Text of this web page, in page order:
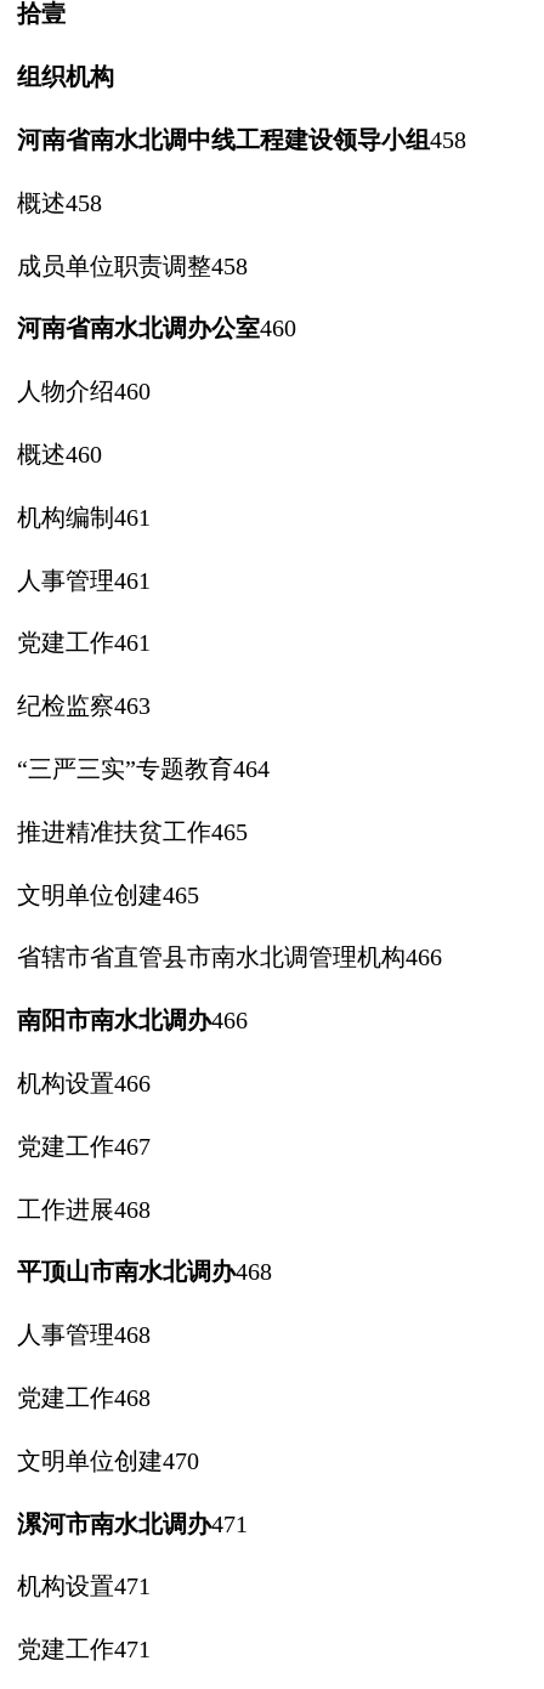
拾壹
组织机构
河南省南水北调中线工程建设领导小组458
概述458
成员单位职责调整458
河南省南水北调办公室460
人物介绍460
概述460
机构编制 461
人事管理461
党建工作461
纪检监察463
“三严三实”专题教育464
推进精准扶贫工作465
文明单位创建465
省辖市省直管县市南水北调管理机构466
南阳市南水北调办466
机构设置466
党建工作467
工作进展468
平顶山市南水北调办468
人事管理468
党建工作468
文明单位创建470
漯河市南水北调办471
机构设置471
党建工作471